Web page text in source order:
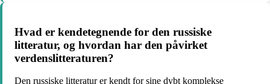
Hvad er kendetegnende for den russiske
litteratur, og hvordan har den påvirket
verdenslitteraturen?
Den russiske litteratur er kendt for sine dybt komplekse